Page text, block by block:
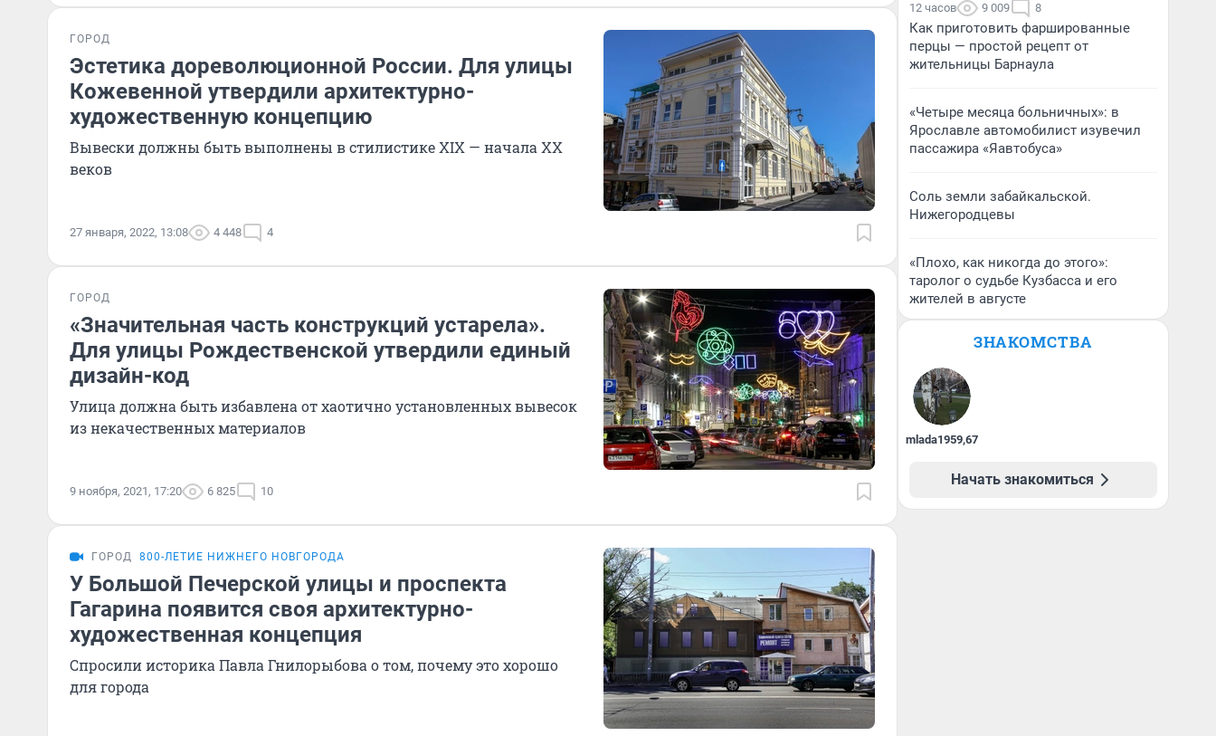
ГОРОД
Эстетика дореволюционной России. Для улицы
Кожевенной утвердили архитектурно-
художественную концепцию
Вывески должны быть выполнены в стилистике ХIХ — начала ХХ
веков
27 января, 2022, 13:08 4 448 4
ГОРОД
«Значительная часть конструкций устарела».
Для улицы Рождественской утвердили единый
дизайн-код
Улица должна быть избавлена от хаотично установленных вывесок
из некачественных материалов
9 ноября, 2021, 17:20 6 825 10
ГОРОД 800-ЛЕТИЕ НИЖНЕГО НОВГОРОДА
У Большой Печерской улицы и проспекта
Гагарина появится своя архитектурно-
художественная концепция
Спросили историка Павла Гнилорыбова о том, почему это хорошо
для города
12 часов 9 009 8
Как приготовить фаршированные
перцы — простой рецепт от
жительницы Барнаула
«Четыре месяца больничных»: в
Ярославле автомобилист изувечил
пассажира «Яавтобуса»
Соль земли забайкальской.
Нижегородцевы
«Плохо, как никогда до этого»:
таролог о судьбе Кузбасса и его
жителей в августе
ЗНАКОМСТВА
mlada1959,67
Начать знакомиться